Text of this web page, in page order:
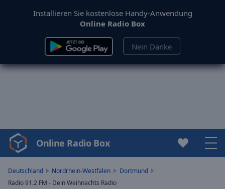
Installieren Sie kostenlose Handy-Anwendung
Online Radio Box
Nein Danke
Video
Player
loading.
Online Radio Box
Deutschland Nordrhein-Westfalen
Dortmund
Radio 91.2 FM - Dein Weihnachts Radio